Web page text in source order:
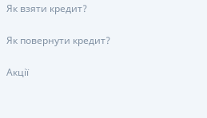
Як взяти кредит?
Як повернути кредит?
Акції